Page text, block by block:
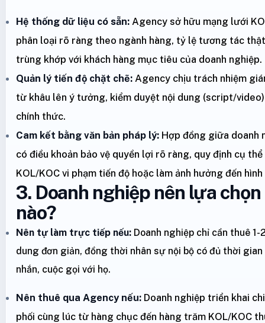
Hệ thống dữ liệu có sẵn: Agency sở hữu mạng lưới
phân loại rõ ràng theo ngành hàng, tỷ lệ tương tác
trùng khớp với khách hàng mục tiêu của doanh nghiệp.
Quản lý tiến độ chặt chẽ: Agency chịu trách nhiệm
từ khâu lên ý tưởng, kiểm duyệt nội dung (script/
chính thức.
Cam kết bằng văn bản pháp lý: Hợp đồng giữa doanh
có điều khoản bảo vệ quyền lợi rõ ràng, quy định cụ
KOL/KOC vi phạm tiến độ hoặc làm ảnh hưởng đến
3. Doanh nghiệp nên lựa
nào?
Nên tự làm trực tiếp nếu: Doanh nghiệp chỉ cần thuê 1-
dung đơn giản, đồng thời nhân sự nội bộ có đủ thời
nhắn, cuộc gọi với họ.
Nên thuê qua Agency nếu: Doanh nghiệp triển khai
phối cùng lúc từ hàng chục đến hàng trăm KOL/KOC